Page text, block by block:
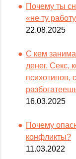
Почему ты
«не ту
22.08.2025
С кем
денег. Секс,
психотипов,
16.03.2025
Почему
конфликты?
11.03.2022